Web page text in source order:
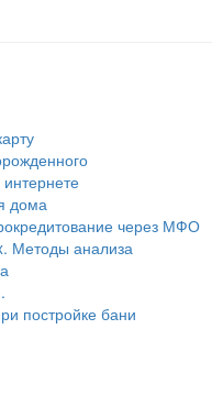
дома
через МФО
Методы анализа
постройке бани